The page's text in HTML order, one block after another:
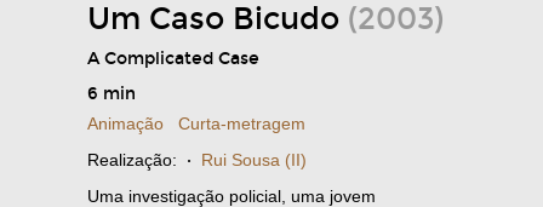
Um Caso Bicudo (2003)
A Complicated Case
6 min
Animação
Curta-metragem
Realização: · Rui Sousa (II)
Uma investigação policial, uma jovem